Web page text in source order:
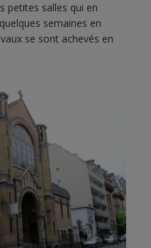
petites salles qui en
semaines en
se sont achevés en